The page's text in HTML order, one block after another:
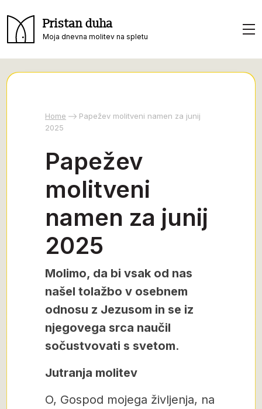
Pristan duha
Moja dnevna molitev na spletu
Home
Papežev molitveni namen za junij
2025
Papežev
molitveni
namen za junij
2025
Molimo, da bi vsak od nas
našel tolažbo v osebnem
odnosu z Jezusom in se iz
njegovega srca naučil
sočustvovati s svetom.
Jutranja molitev
O, Gospod mojega življenja, na